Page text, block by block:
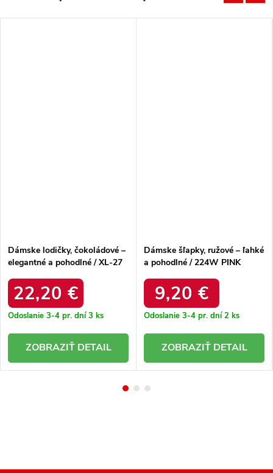
Dámske lodičky, čokoládové –
elegantné a pohodlné / XL-27
22,20 €
Odoslanie 3-4 pr. dní3 ks
DETAIL
Dámske šľapky, ružové – ľahké
a pohodlné / 224W PINK
9,20 €
Odoslanie 3-4 pr. dní2 ks
DETAIL